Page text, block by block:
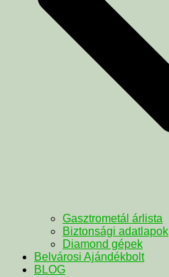
Gasztrometál árlista
Biztonsági adatlapok
Diamond gépek
Belvárosi Ajándékbolt
BLOG